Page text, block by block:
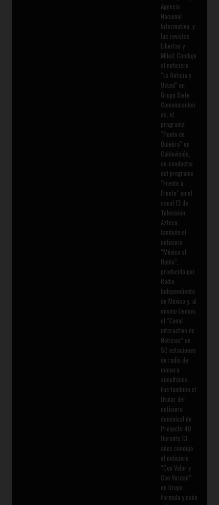
Agencia
Nacional
Informativa, y
las revistas
Libertas y
Miled. Condujo
el noticiero
“La Noticia y
Usted” en
Grupo Siete
Comunicacion
es, el
programa
“Punto de
Quiebra” en
Cablevisión,
co-conductor
del programa
“Frente a
Frente” en el
canal 13 de
Televisión
Azteca;
también el
noticiero
“México al
Habla”,
producido por
Radio
Independiente
de México y, al
mismo tiempo,
el “Canal
interactivo de
Noticias” en
50 estaciones
de radio de
manera
simultánea.
Fue también el
titular del
noticiero
dominical de
Proyecto 40.
Durante 13
años condujo
el noticiero
“Con Valor y
Con Verdad”
en Grupo
Fórmula y cada